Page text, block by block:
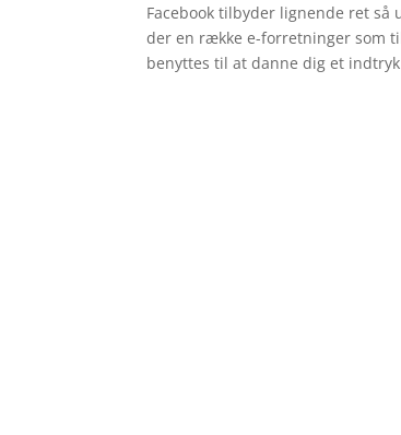
Facebook tilbyder lignende ret
der en række e-forretninger som
benyttes til at danne dig et